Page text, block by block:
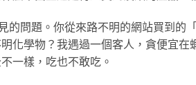
的問題。你從來路不明的網站買到的
化學物？我遇過一個客人，貪便宜在
一樣，吃也不敢吃。